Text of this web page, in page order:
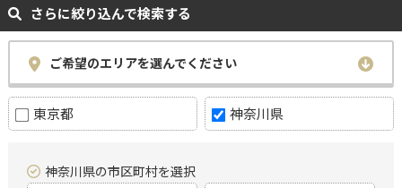
さらに絞り込んで検索する
ご希望のエリアを選んでください
東京都 神奈川県
神奈川県の市区町村を選択